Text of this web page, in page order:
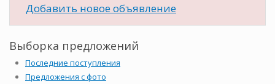
Добавить новое объявление
Выборка предложений
Последние поступления
Предложения с фото